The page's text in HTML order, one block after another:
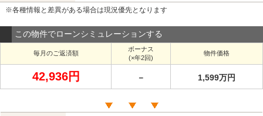
※各種情報と差異がある場合は現況優先となります
この物件でローンシミュレーションする
毎月のご返済額
ボーナス
(×年2回)
物件価格
42,936円 － 1,599万円